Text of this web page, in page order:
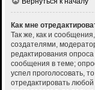
Как мне
Так же, как и
создателями,
редактирования
сообщения в теме;
успел проголосовать,
отредактировать